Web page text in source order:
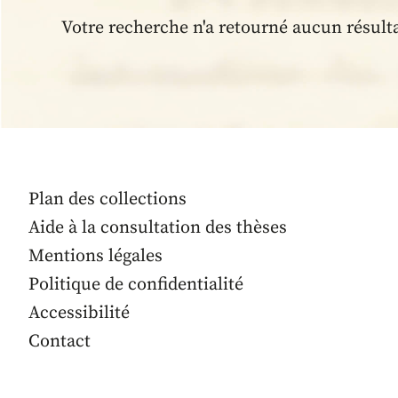
Votre recherche n'a retourné aucun
Plan des collections
Aide à la consultation des thèses
Mentions légales
Politique de confidentialité
Accessibilité
Contact